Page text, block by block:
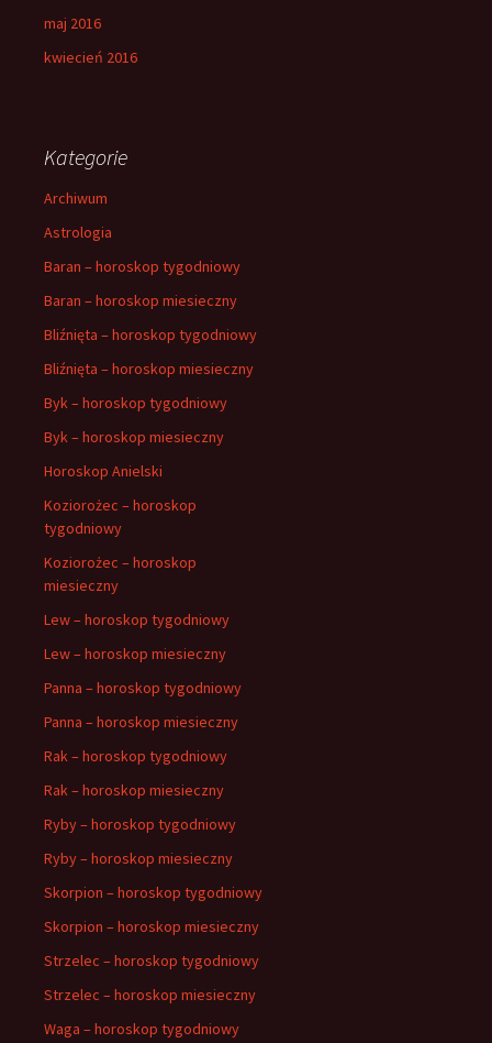
maj 2016
kwiecień 2016
Kategorie
Archiwum
Astrologia
Baran – horoskop tygodniowy
Baran – horoskop miesieczny
Bliźnięta – horoskop tygodniowy
Bliźnięta – horoskop miesieczny
Byk – horoskop tygodniowy
Byk – horoskop miesieczny
Horoskop Anielski
Koziorożec – horoskop
tygodniowy
Koziorożec – horoskop
miesieczny
Lew – horoskop tygodniowy
Lew – horoskop miesieczny
Panna – horoskop tygodniowy
Panna – horoskop miesieczny
Rak – horoskop tygodniowy
Rak – horoskop miesieczny
Ryby – horoskop tygodniowy
Ryby – horoskop miesieczny
Skorpion – horoskop tygodniowy
Skorpion – horoskop miesieczny
Strzelec – horoskop tygodniowy
Strzelec – horoskop miesieczny
Waga – horoskop tygodniowy